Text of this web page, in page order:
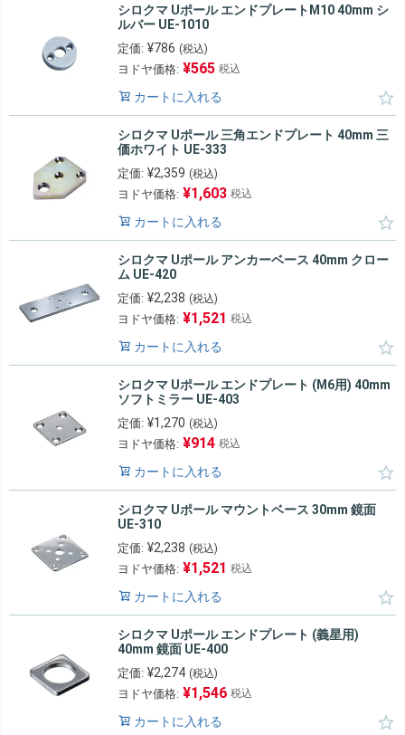
シロクマ Uポール エンドプレートM10 40mm シ
ルバー UE-1010
定価: ¥786 (税込)
ヨドヤ価格: ¥565 税込
カートに入れる
シロクマ Uポール 三角エンドプレート 40mm 三
価ホワイト UE-333
定価: ¥2,359 (税込)
ヨドヤ価格: ¥1,603 税込
カートに入れる
シロクマ Uポール アンカーベース 40mm クロー
ム UE-420
定価: ¥2,238 (税込)
ヨドヤ価格: ¥1,521 税込
カートに入れる
シロクマ Uポール エンドプレート (M6用) 40mm
ソフトミラー UE-403
定価: ¥1,270 (税込)
ヨドヤ価格: ¥914 税込
カートに入れる
シロクマ Uポール マウントベース 30mm 鏡面
UE-310
定価: ¥2,238 (税込)
ヨドヤ価格: ¥1,521 税込
カートに入れる
シロクマ Uポール エンドプレート (義星用)
40mm 鏡面 UE-400
定価: ¥2,274 (税込)
ヨドヤ価格: ¥1,546 税込
カートに入れる